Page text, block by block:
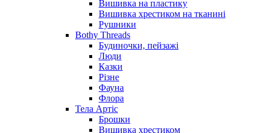
Вишивка на пластику
Вишивка хрестиком на тканині
Рушники
Bothy Threads
Будиночки, пейзажі
Люди
Казки
Різне
Фауна
Флора
Тела Артіс
Брошки
Вишивка хрестиком